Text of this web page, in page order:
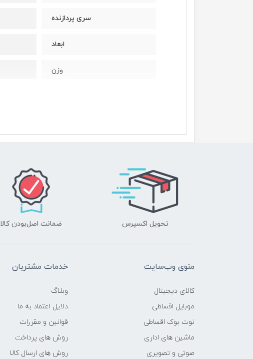
سری پردازنده
ابعاد
وزن
سازنده پردازنده گرافیکی
گرافیکی
اندازه صفحه نمایش
دقت صفحه نمایش
تحویل اکسپرس ضمانت اصل‌بودن کالا
منوی وب‌سایت
کالای دیجیتال
موبایل اقساطی
نوت بوک اقساطی
ماشین های اداری
صوتی و تصویری
خدمات مشتریان
وبلاگ
دلایل اعتماد به ما
قوانین و مقررات
روش های پرداخت
روش های ارسال کالا